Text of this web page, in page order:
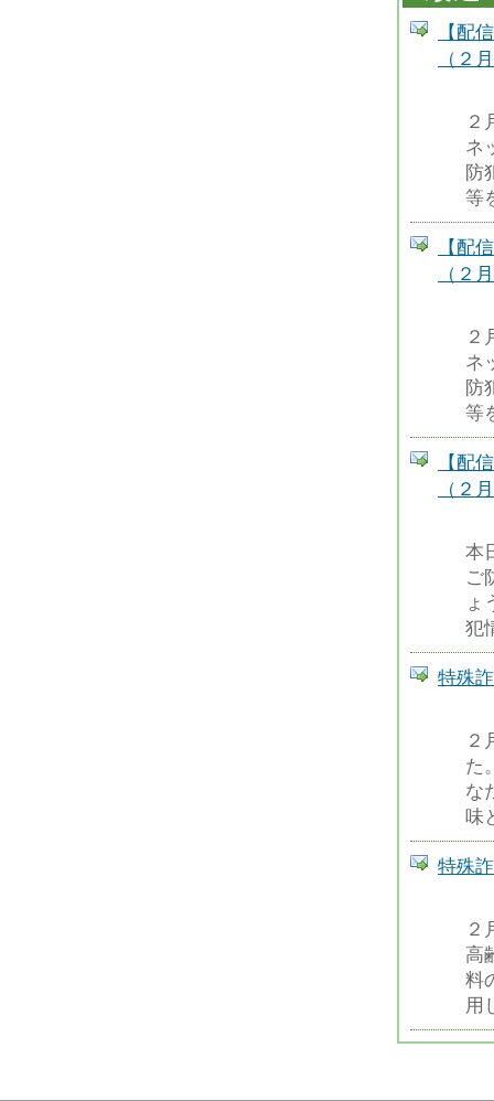
【配
（２
２
ネ
防
等
【配
（２
２
ネ
防
等
【配
（２
本
ご
ょ
犯
特殊
２
た
な
味
特殊
２
高
料
用